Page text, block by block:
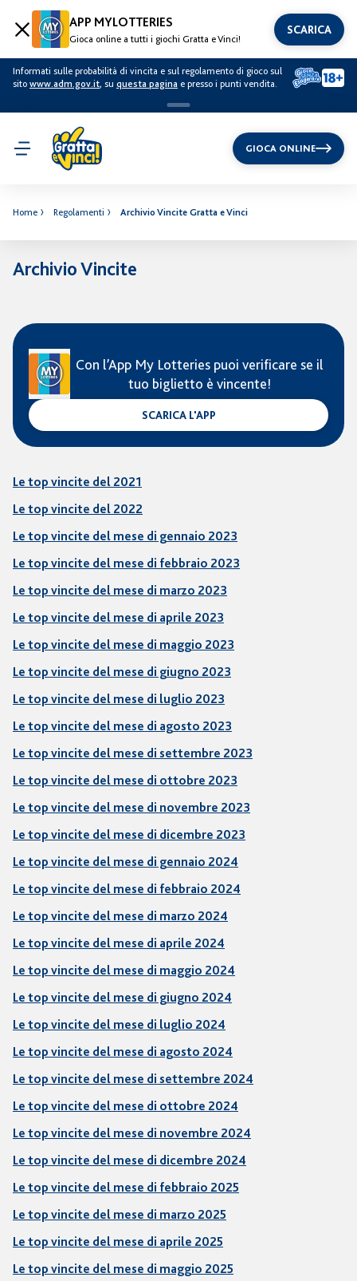
APP MYLOTTERIES
Gioca online a tutti i giochi Gratta e Vinci!
SCARICA
Informati sulle probabilità di vincita e sul regolamento di gioco sul
sito www.adm.gov.it, su questa pagina e presso i punti vendita.
GIOCA ONLINE
Home Regolamenti Archivio Vincite Gratta e Vinci
Archivio Vincite
Con l’App My Lotteries puoi verificare se il
tuo biglietto è vincente!
SCARICA L'APP
Le top vincite del 2021
Le top vincite del 2022
Le top vincite del mese di gennaio 2023
Le top vincite del mese di febbraio 2023
Le top vincite del mese di marzo 2023
Le top vincite del mese di aprile 2023
Le top vincite del mese di maggio 2023
Le top vincite del mese di giugno 2023
Le top vincite del mese di luglio 2023
Le top vincite del mese di agosto 2023
Le top vincite del mese di settembre 2023
Le top vincite del mese di ottobre 2023
Le top vincite del mese di novembre 2023
Le top vincite del mese di dicembre 2023
Le top vincite del mese di gennaio 2024
Le top vincite del mese di febbraio 2024
Le top vincite del mese di marzo 2024
Le top vincite del mese di aprile 2024
Le top vincite del mese di maggio 2024
Le top vincite del mese di giugno 2024
Le top vincite del mese di luglio 2024
Le top vincite del mese di agosto 2024
Le top vincite del mese di settembre 2024
Le top vincite del mese di ottobre 2024
Le top vincite del mese di novembre 2024
Le top vincite del mese di dicembre 2024
Le top vincite del mese di febbraio 2025
Le top vincite del mese di marzo 2025
Le top vincite del mese di aprile 2025
Le top vincite del mese di maggio 2025